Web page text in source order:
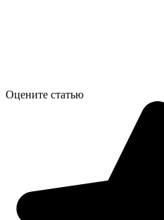
Оцените статью